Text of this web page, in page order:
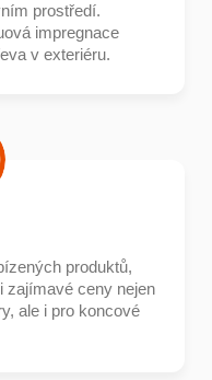
prostředí.
impregnace
v exteriéru.
produktů,
zajímavé ceny nejen
ale i pro koncové